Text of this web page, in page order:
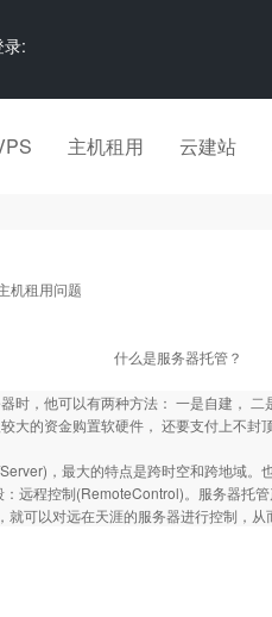
:
主机租用 云建站
机租用问题
什么是服务器托管？
时，他可以有两种方法： 一是自建， 二
的资金购置软硬件， 还要支付上不封
，最大的特点是跨时空和跨地域。
远程控制(RemoteControl)。服务器托
可以对远在天涯的服务器进行控制，从